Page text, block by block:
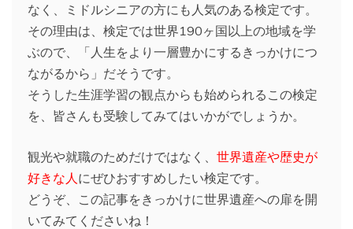
なく、ミドルシニアの方にも人気のある検定です。
その理由は、検定では世界190ヶ国以上の地域を学
ぶので、「人生をより一層豊かにするきっかけにつ
ながるから」だそうです。
そうした生涯学習の観点からも始められるこの検定
を、皆さんも受験してみてはいかがでしょうか。
観光や就職のためだけではなく、 世界遺産や歴史が
好きな人 にぜひおすすめしたい検定です。
どうぞ、この記事をきっかけに世界遺産への扉を開
いてみてくださいね！